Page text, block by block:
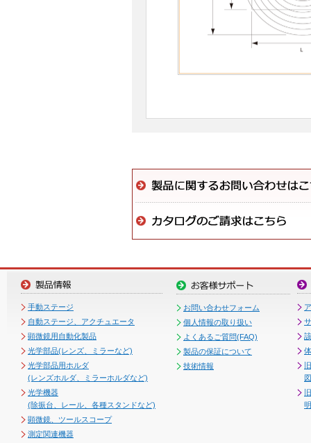
手動ステージ
自動ステージ、アクチュエータ
顕微鏡用自動化製品
光学部品(レンズ、ミラーなど)
光学部品用ホルダ
(レンズホルダ、ミラーホルダなど)
光学機器
(除振台、レール、各種スタンドなど)
顕微鏡、ツールスコープ
測定関連機器
お問い合わせフォーム
個人情報の取り扱い
よくあるご質問(FAQ)
製品の保証について
技術情報